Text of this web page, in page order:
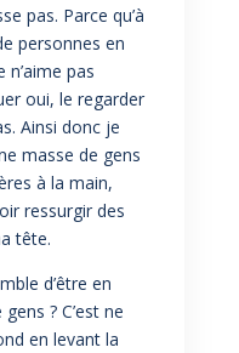
pas. Parce qu’à
personnes en
pas
oui, le regarder
Ainsi donc je
masse de gens
à la main,
ressurgir des
tête.
d’être en
? C’est ne
en levant la